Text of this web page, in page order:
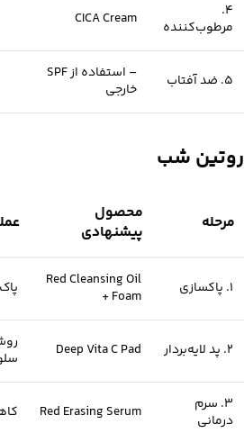
4.
مرطوب‌کننده
CICA Cream
5. ضد آفتاب
– استفاده از SPF
خارجی
روتین شب
مرحله
محصول
پیشنهادی
1. پاکسازی
Red Cleansing Oil
+ Foam
2. پد لایه‌بردار Deep Vita C Pad
3. سرم
درمانی
Red Erasing Serum